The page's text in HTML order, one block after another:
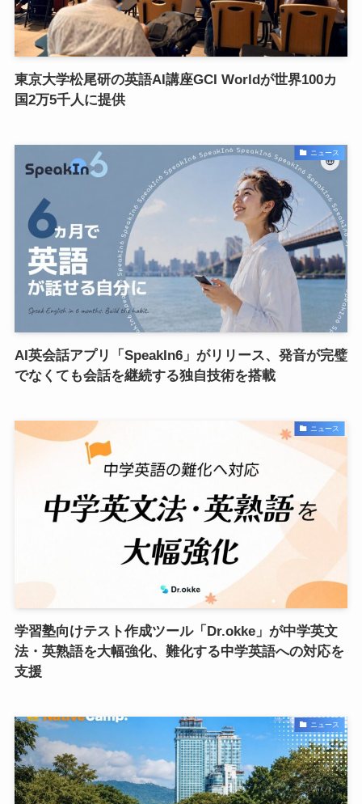
東京大学松尾研の英語AI講座GCI Worldが世界100カ
国2万5千人に提供
ニュース
AI英会話アプリ「SpeakIn6」がリリース、発音が完璧
でなくても会話を継続する独自技術を搭載
ニュース
学習塾向けテスト作成ツール「Dr.okke」が中学英文
法・英熟語を大幅強化、難化する中学英語への対応を
支援
ニュース